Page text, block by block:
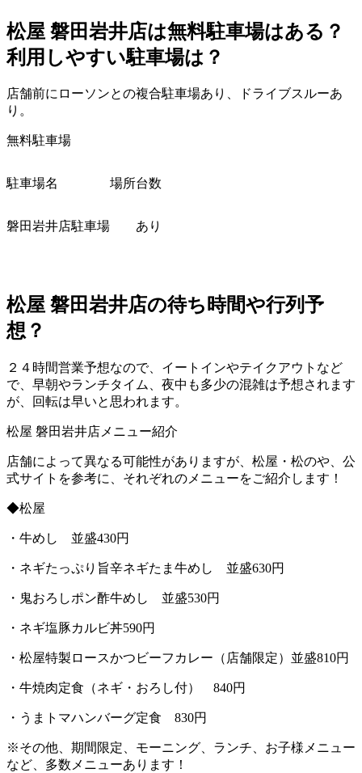
松屋 磐田岩井店は無料駐車場はある？
利用しやすい駐車場は？
店舗前にローソンとの複合駐車場あり、ドライブスルーあ
り。
無料駐車場
駐車場名 場所台数
磐田岩井店駐車場 あり
松屋 磐田岩井店の待ち時間や行列予
想？
２４時間営業予想なので、イートインやテイクアウトなど
で、早朝やランチタイム、夜中も多少の混雑は予想されます
が、回転は早いと思われます。
松屋 磐田岩井店メニュー紹介
店舗によって異なる可能性がありますが、松屋・松のや、公
式サイトを参考に、それぞれのメニューをご紹介します！
◆松屋
・牛めし 並盛430円
・ネギたっぷり旨辛ネギたま牛めし 並盛630円
・鬼おろしポン酢牛めし 並盛530円
・ネギ塩豚カルビ丼590円
・松屋特製ロースかつビーフカレー（店舗限定）並盛810円
・牛焼肉定食（ネギ・おろし付） 840円
・うまトマハンバーグ定食 830円
※その他、期間限定、モーニング、ランチ、お子様メニュー
など、多数メニューあります！